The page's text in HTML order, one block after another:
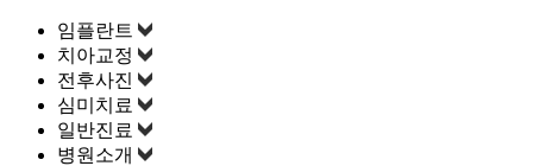
임플란트
치아교정
전후사진
심미치료
일반진료
병원소개